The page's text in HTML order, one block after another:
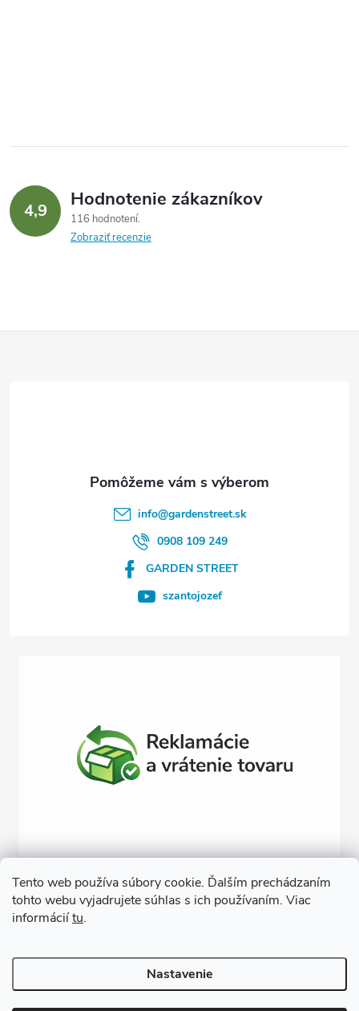
Tento web používa súbory cookie. Ďalším prechádzaním
tohto webu vyjadrujete súhlas s ich používaním. Viac
informáciítu.
Nastavenie
4,9 Hodnotenie zákazníkov
116 hodnotení
Zobraziť recenzie
info@gardenstreet.sk
0908 109 249
GARDEN STREET
szantojozef
Závlahy svojpomocne
Návody na montáž závlahy
Cenová ponuka na závlahu